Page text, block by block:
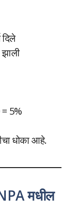
5%
धोका आहे.
मधील